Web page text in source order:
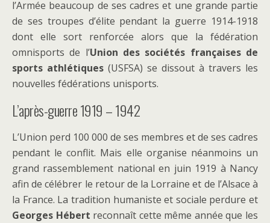
l’Armée beaucoup de ses cadres et une grande partie
de ses troupes d’élite pendant la guerre 1914-1918
dont elle sort renforcée alors que la fédération
omnisports de l’Union des sociétés françaises de
sports athlétiques (USFSA) se dissout à travers les
nouvelles fédérations unisports.
L’après-guerre 1919 – 1942
L’Union perd 100 000 de ses membres et de ses cadres
pendant le conflit. Mais elle organise néanmoins un
grand rassemblement national en juin 1919 à Nancy
afin de célébrer le retour de la Lorraine et de l’Alsace à
la France. La tradition humaniste et sociale perdure et
Georges Hébert reconnaît cette même année que les